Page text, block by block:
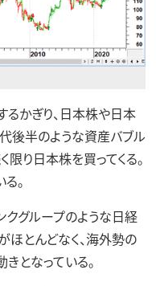
かぎり、日本株や日本
後半のような資産バブル
り日本株を買ってくる。
。
クグループのような日経
とんどなく、海外勢の
となっている。